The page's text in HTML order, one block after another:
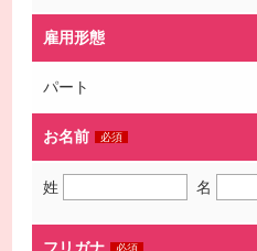
雇用形態
パート
お名前 必須
姓 名
必須